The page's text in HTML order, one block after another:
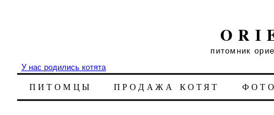
питомник
У нас родились котята
ПИТОМЦЫ ПРОДАЖА КОТЯТ